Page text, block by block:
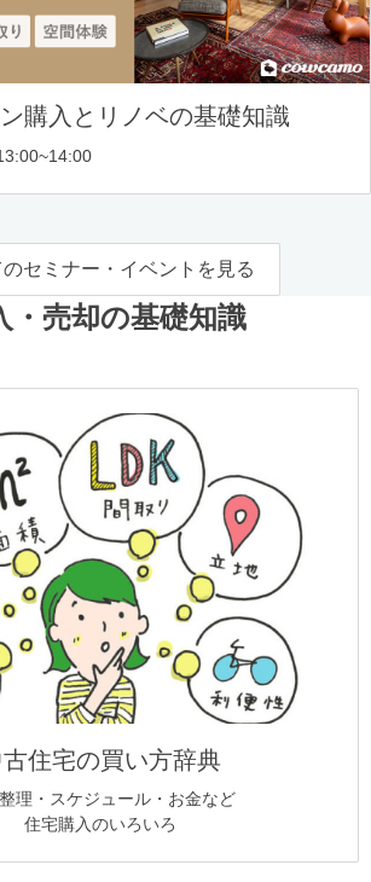
購入とリノベの基礎知識
セミナー・イベントを見る
・売却の基礎知識
住宅の買い方辞典
理・スケジュール・お金など
住宅購入のいろいろ